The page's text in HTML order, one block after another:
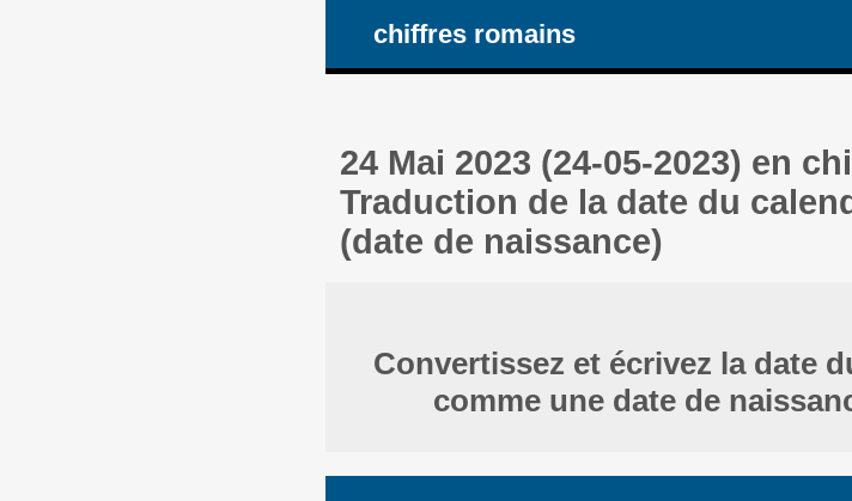
chiffres romains
24 Mai 2023 (24-05-2023) en
Traduction de la date du
(date de naissance)
Convertissez et écrivez la date
comme une date de